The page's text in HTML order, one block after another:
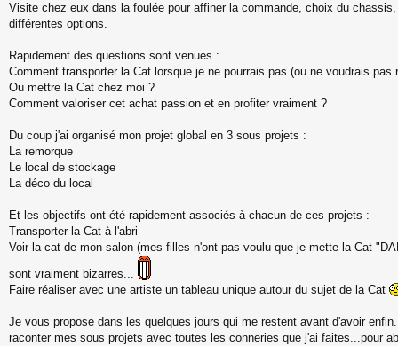
Visite chez eux dans la foulée pour affiner la commande, choix du
différentes options.
Rapidement des questions sont venues :
Comment transporter la Cat lorsque je ne pourrais pas (ou ne voudrais pas
Ou mettre la Cat chez moi ?
Comment valoriser cet achat passion et en profiter vraiment ?
Du coup j'ai organisé mon projet global en 3 sous projets :
La remorque
Le local de stockage
La déco du local
Et les objectifs ont été rapidement associés à chacun de ces projets :
Transporter la Cat à l'abri
Voir la cat de mon salon (mes filles n'ont pas voulu que je mette la Cat
sont vraiment bizarres...
Faire réaliser avec une artiste un tableau unique autour du sujet de la Cat
Je vous propose dans les quelques jours qui me restent avant d'avoir
raconter mes sous projets avec toutes les conneries que j'ai faites...pour